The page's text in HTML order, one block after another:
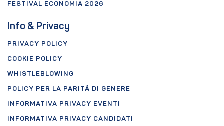
FESTIVAL ECONOMIA 2026
Info & Privacy
PRIVACY POLICY
COOKIE POLICY
WHISTLEBLOWING
POLICY PER LA PARITÀ DI GENERE
INFORMATIVA PRIVACY EVENTI
INFORMATIVA PRIVACY CANDIDATI